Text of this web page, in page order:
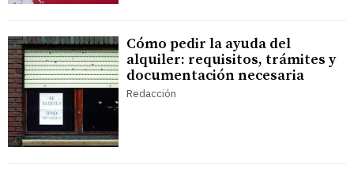
Cómo pedir la ayuda del
alquiler: requisitos, trámites y
documentación necesaria
Redacción